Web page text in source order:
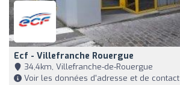
Ecf - Villefranche Rouergue
34,4km, Villefranche-de-Rouergue
Voir les données d'adresse et de contact